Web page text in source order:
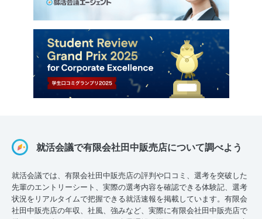
就活会議で有限会社田中販売店について調べよう
就活会議では、有限会社田中販売店の評判や口コミ、選考を突破した
先輩のエントリーシート、実際の選考内容を確認できる体験記、選考
状況をリアルタイムで把握できる就活速報を掲載しています。有限会
社田中販売店の年収、社風、強みなど、実際に有限会社田中販売店で